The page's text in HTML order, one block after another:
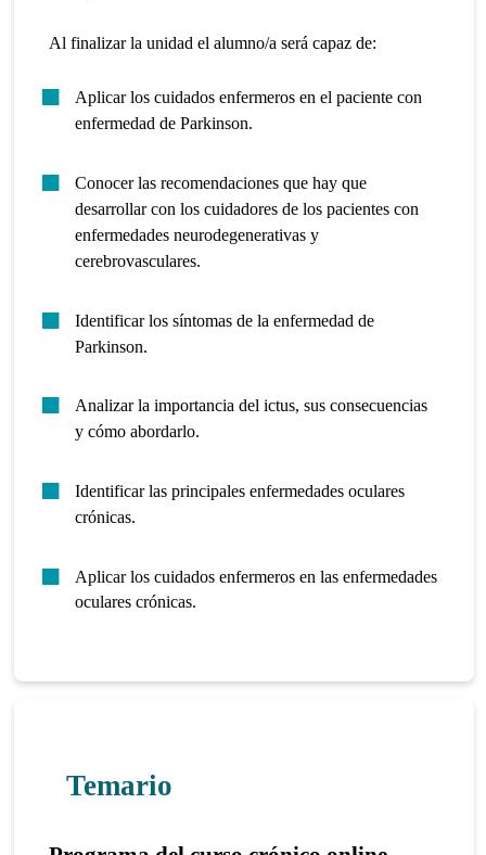
Al finalizar la unidad el alumno/a será capaz de:
Aplicar los cuidados enfermeros en el paciente con
enfermedad de Parkinson.
Conocer las recomendaciones que hay que
desarrollar con los cuidadores de los pacientes con
enfermedades neurodegenerativas y
cerebrovasculares.
Identificar los síntomas de la enfermedad de
Parkinson.
Analizar la importancia del ictus, sus consecuencias
y cómo abordarlo.
Identificar las principales enfermedades oculares
crónicas.
Aplicar los cuidados enfermeros en las enfermedades
oculares crónicas.
Temario